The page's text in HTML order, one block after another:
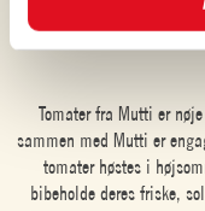
du vil give samtykke til, og
Cookieindstillinger. For
tomatprodukter. Det har
Mutti helt enestående
Tomater fra Mutti er
sammen med Mutti er
tomater høstes i
bibeholde deres friske,